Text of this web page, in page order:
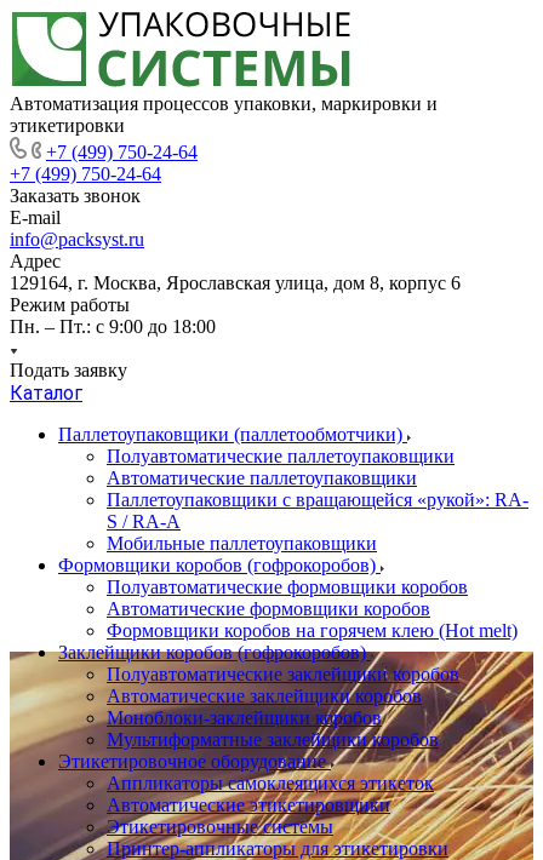
Автоматизация процессов упаковки, маркировки и
этикетировки
+7 (499) 750-24-64
+7 (499) 750-24-64
Заказать звонок
E-mail
info@packsyst.ru
Адрес
129164, г. Москва, Ярославская улица, дом 8, корпус 6
Режим работы
Пн. – Пт.: с 9:00 до 18:00
Подать заявку
Каталог
Паллетоупаковщики (паллетообмотчики)
Полуавтоматические паллетоупаковщики
Автоматические паллетоупаковщики
Паллетоупаковщики с вращающейся «рукой»: RA-
S / RA-A
Мобильные паллетоупаковщики
Формовщики коробов (гофрокоробов)
Полуавтоматические формовщики коробов
Автоматические формовщики коробов
Формовщики коробов на горячем клею (Hot melt)
Заклейщики коробов (гофрокоробов)
Полуавтоматические заклейщики коробов
Автоматические заклейщики коробов
Моноблоки-заклейщики коробов
Мультиформатные заклейщики коробов
Этикетировочное оборудование
Аппликаторы самоклеящихся этикеток
Автоматические этикетировщики
Этикетировочные системы
Принтер-аппликаторы для этикетировки